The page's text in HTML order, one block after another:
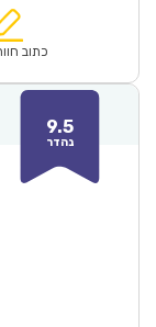
כתוב
9.5
נהדר